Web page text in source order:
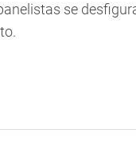
se